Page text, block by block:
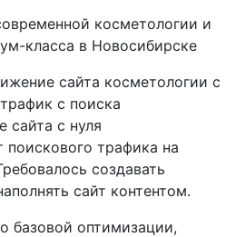
косметологии и
класса в Новосибирске
сайта косметологии с
с поиска
сайта с нуля
трафика на
создавать
сайт контентом.
базовой оптимизации,